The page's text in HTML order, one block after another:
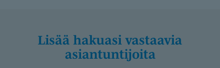
Lisää hakuasi vastaavia
asiantuntijoita